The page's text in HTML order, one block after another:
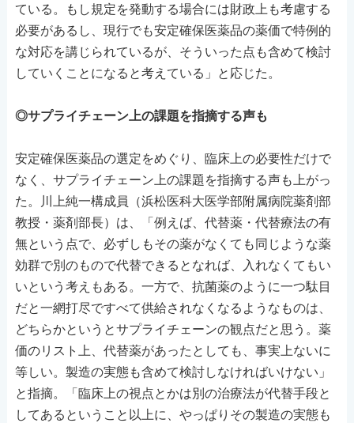
ている。もし規定を発動する場合には財政上も考慮する
必要があるし、現行でも安定確保医薬品の薬価で特例的
な対応を講じられているが、そういった点も含めて検討
していくことになると考えている」と応じた。
◎サプライチェーン上の課題を指摘する声も
安定確保医薬品の選定をめぐり、臨床上の必要性だけで
なく、サプライチェーン上の課題を指摘する声も上がっ
た。川上純一構成員（浜松医科大医学部附属病院薬剤部
教授・薬剤部長）は、「例えば、代替薬・代替療法の有
無という点で、必ずしもその薬がなくても同じような薬
効群で別のもので代替できるとなれば、入れなくてもい
いという考えもある。一方で、抗菌薬のように一つ駄目
だと一網打尽ですべて供給されなくなるようなものは、
どちらかというとサプライチェーンの観点だと思う。薬
価のリスト上、代替薬があったとしても、事実上ないに
等しい。製造の実態も含めて検討しなければいけない」
と指摘。「臨床上の視点とかは別の治療法が代替手段と
してあるということ以上に、やっぱりその製造の実態も